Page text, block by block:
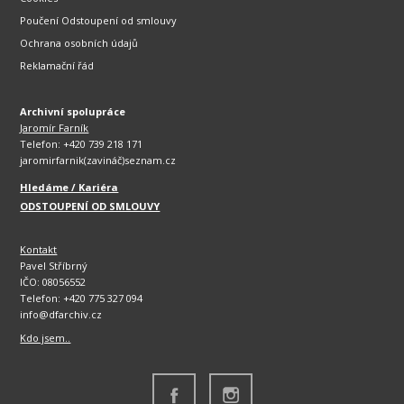
Poučení Odstoupení od smlouvy
Ochrana osobních údajů
Reklamační řád
Archivní spolupráce
Jaromír Farník
Telefon: +420 739 218 171
jaromirfarnik(zavináč)seznam.cz
Hledáme / Kariéra
ODSTOUPENÍ OD SMLOUVY
Kontakt
Pavel Stříbrný
IČO: 08056552
Telefon: +420 775 327 094
info@dfarchiv.cz
Kdo jsem..